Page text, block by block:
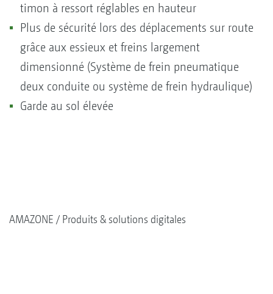
timon à ressort réglables en hauteur
Plus de sécurité lors des déplacements sur route
grâce aux essieux et freins largement
dimensionné (Système de frein pneumatique
deux conduite ou système de frein hydraulique)
Garde au sol élevée
AMAZONE Produits & solutions digitales